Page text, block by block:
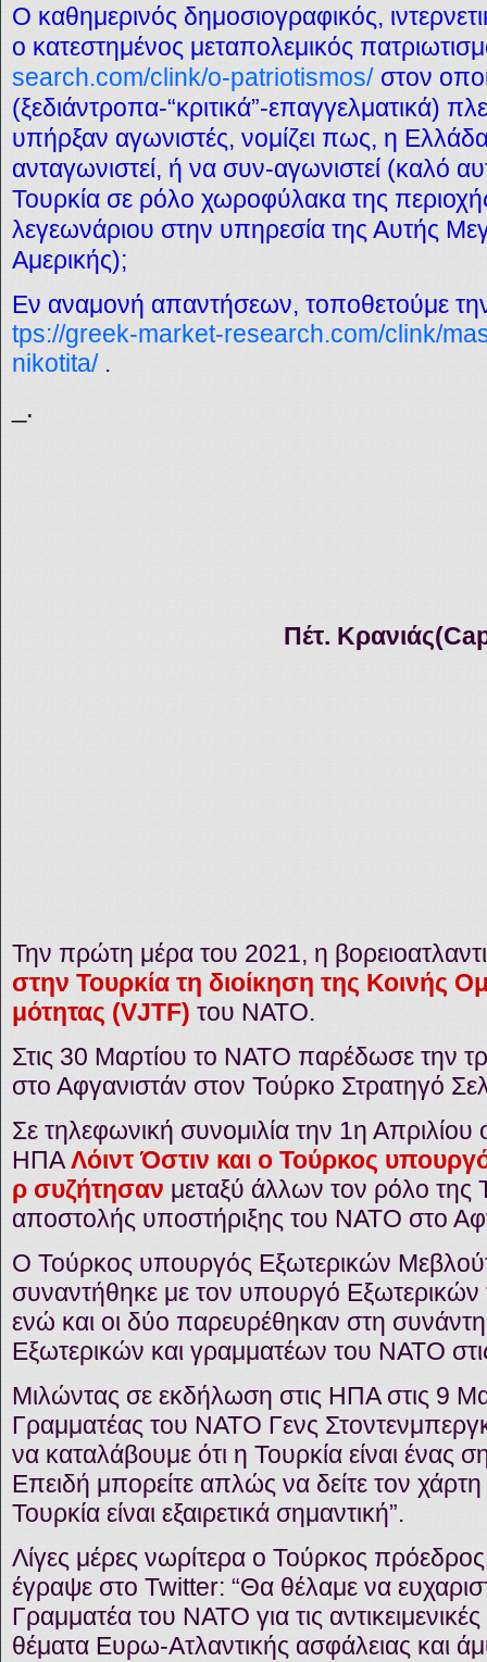
Ο καθημερινός δημοσιογραφικός,
ο κατεστημένος μεταπολεμικός
search.com/clink/o-patriotismos/ στον
(ξεδιάντροπα-“κριτικά”-επαγγελματικά)
υπήρξαν αγωνιστές, νομίζει πως, η
ανταγωνιστεί, ή να συν-αγωνιστεί (καλό
Τουρκία σε ρόλο χωροφύλακα της
λεγεωνάριου στην υπηρεσία της Αυτής
Αμερικής);
Εν αναμονή απαντήσεων, τοποθετούμε
tps://greek-market-research.com/clink/
nikotita/.
_.
Πέτ. Κρανιάς(
Την πρώτη μέρα του 2021, η
στην Τουρκία τη διοίκηση της Κοινής
μότητας (VJTF) του ΝΑΤΟ.
Στις 30 Μαρτίου το ΝΑΤΟ παρέδωσε την
στο Αφγανιστάν στον Τούρκο Στρατηγό
Σε τηλεφωνική συνομιλία την 1η
ΗΠΑΛόιντ Όστιν και ο Τούρκος
ρ συζήτησαν μεταξύ άλλων τον ρόλο της
αποστολής υποστήριξης του ΝΑΤΟ στο
Ο Τούρκος υπουργός Εξωτερικών
συναντήθηκε με τον υπουργό
ενώ και οι δύο παρευρέθηκαν στη
Εξωτερικών και γραμματέων του ΝΑΤΟ
Μιλώντας σε εκδήλωση στις ΗΠΑ στις 9
Γραμματέας του ΝΑΤΟ Γενς
να καταλάβουμε ότι η Τουρκία είναι ένας
Επειδή μπορείτε απλώς να δείτε τον χάρτη
Τουρκία είναι εξαιρετικά σημαντική”.
Λίγες μέρες νωρίτερα ο Τούρκος
έγραψε στο Twitter: “Θα θέλαμε να
Γραμματέα του ΝΑΤΟ για τις
θέματα Ευρω-Ατλαντικής ασφάλειας και